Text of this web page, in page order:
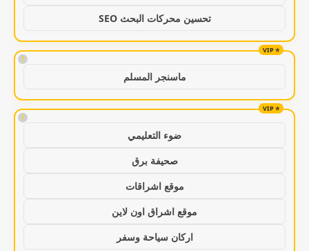
تحسين محركات البحث SEO
!
ماسنجر المسلم
!
ضوء التعليمي
صحيفة برق
موقع اشراقات
موقع اشراق اون لاين
اركان سياحة وسفر